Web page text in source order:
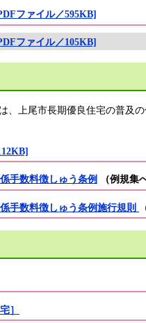
ファイル／595KB]
ファイル／105KB]
上尾市長期優良住宅の普及
手数料徴しゅう条例 （例規集
手数料徴しゅう条例施行規則
］